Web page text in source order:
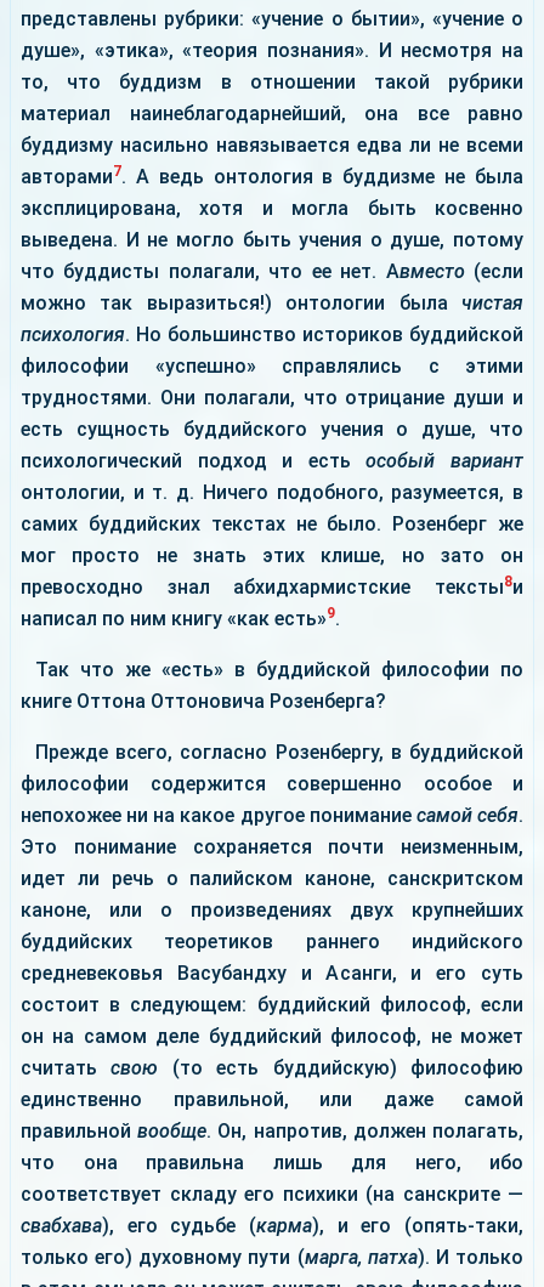
представлены рубрики: «учение о бытии», «учение о
душе», «этика», «теория познания». И несмотря на
то, что буддизм в отношении такой рубрики
материал наинеблагодарнейший, она все равно
буддизму насильно навязывается едва ли не всеми
авторами7. А ведь онтология в буддизме не была
эксплицирована, хотя и могла быть косвенно
выведена. И не могло быть учения о душе, потому
что буддисты полагали, что ее нет. Авместо(если
можно так выразиться!) онтологии была чистая
психология. Но большинство историков буддийской
философии «успешно» справлялись с этими
трудностями. Они полагали, что отрицание души и
есть сущность буддийского учения о душе, что
психологический подход и естьособый вариант
онтологии, и т. д. Ничего подобного, разумеется, в
самих буддийских текстах не было. Розенберг же
мог просто не знать этих клише, но зато он
превосходно знал абхидхармистские тексты8и
написал по ним книгу «как есть»9.
Так что же «есть» в буддийской философии по
книге Оттона Оттоновича Розенберга?
Прежде всего, согласно Розенбергу, в буддийской
философии содержится совершенно особое и
непохожее ни на какое другое понимание самой себя.
Это понимание сохраняется почти неизменным,
идет ли речь о палийском каноне, санскритском
каноне, или о произведениях двух крупнейших
буддийских теоретиков раннего индийского
средневековья Васубандху и Асанги, и его суть
состоит в следующем: буддийский философ, если
он на самом деле буддийский философ, не может
считатьсвою (то есть буддийскую) философию
единственно правильной, или даже самой
правильнойвообще. Он, напротив, должен полагать,
что она правильна лишь для него, ибо
соответствует складу его психики (на санскрите —
свабхава), его судьбе (карма), и его (опять-таки,
только его) духовному пути (марга, патха). И только